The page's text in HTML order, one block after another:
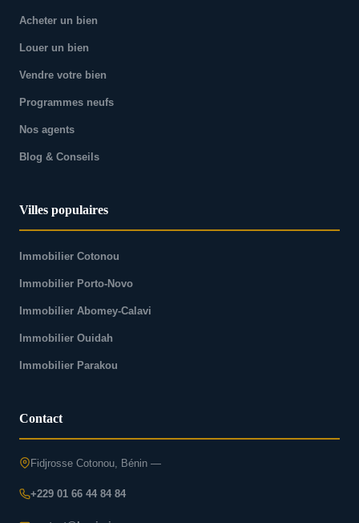
Acheter un bien
Louer un bien
Vendre votre bien
Programmes neufs
Nos agents
Blog & Conseils
Villes populaires
Immobilier Cotonou
Immobilier Porto-Novo
Immobilier Abomey-Calavi
Immobilier Ouidah
Immobilier Parakou
Contact
Fidjrosse Cotonou, Bénin —
+229 01 66 44 84 84